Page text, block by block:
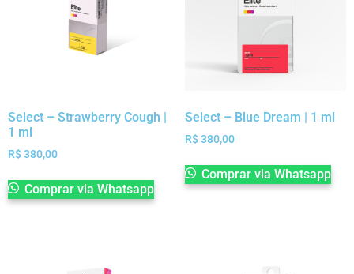
Select – Strawberry Cough |
1 ml
R$380,00
Comprar via Whatsapp
Select – Blue Dream | 1 ml
R$380,00
Comprar via Whatsapp